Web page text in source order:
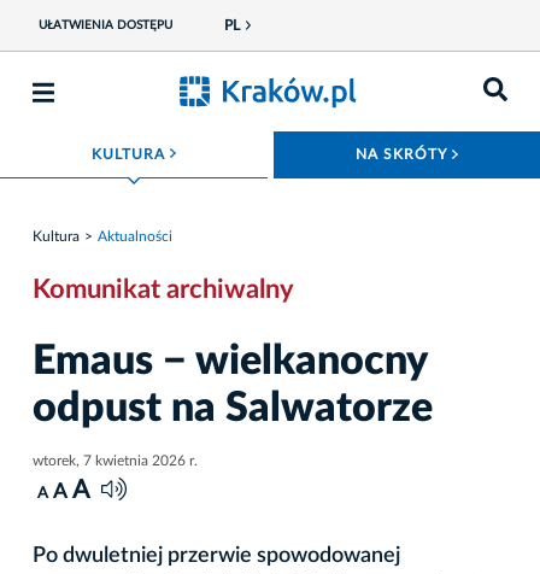
UŁATWIENIA DOSTĘPU PL
KULTURA ROZWIŃ MENU NA SKRÓTY
Kultura Aktualności
Komunikat archiwalny
Emaus − wielkanocny
odpust na Salwatorze
wtorek, 7 kwietnia 2026 r.
A A A
Po dwuletniej przerwie spowodowanej